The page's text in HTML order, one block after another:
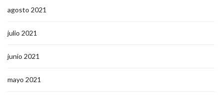
agosto 2021
julio 2021
junio 2021
mayo 2021